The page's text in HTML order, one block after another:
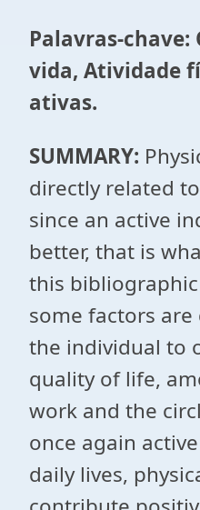
Palavras-chave:
vida, Atividade
ativas.
SUMMARY:
directly related
since an active
better, that is
this
some factors
the individual to
quality of life,
work and the
once again
daily lives,